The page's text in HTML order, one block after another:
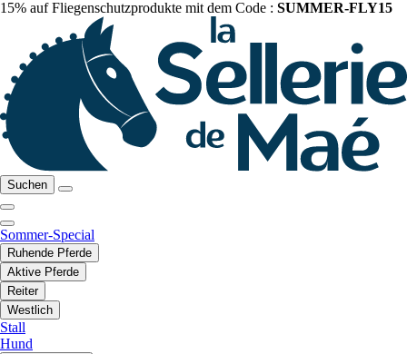
15% auf Fliegenschutzprodukte mit dem Code : SUMMER-FLY15
Suchen
Sommer-Special
Ruhende Pferde
Aktive Pferde
Reiter
Westlich
Stall
Hund